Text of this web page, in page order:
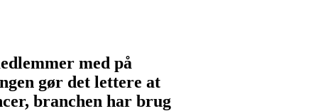
med på
gør det lettere at
branchen har brug